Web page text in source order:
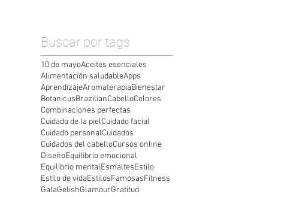
Buscar por tags
10 de mayoAceites esenciales
Alimentación saludableApps
AprendizajeAromaterapiaBienestar
BotanicusBrazilianCabelloColores
Combinaciones perfectas
Cuidado de la pielCuidado facial
Cuidado personalCuidados
Cuidados del cabelloCursos online
DiseñoEquilibrio emocional
Equilibrio mentalEsmaltesEstilo
Estilo de vidaEstilosFamosasFitness
GalaGelishGlamourGratitud